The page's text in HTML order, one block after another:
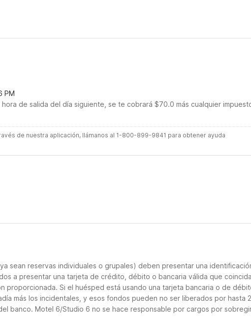
PM
de salida del día siguiente, se te cobrará $70.0 más cualquier
de nuestra aplicación, llámanos al 1-800-899-9841 para obtener ayuda
sean reservas individuales o grupales) deben presentar una
a presentar una tarjeta de crédito, débito o bancaria válida que
proporcionada. Si el huésped está usando una tarjeta bancaria o de
más los incidentales, y esos fondos pueden no ser liberados por hasta 2
banco. Motel 6/Studio 6 no se hace responsable por cargos por